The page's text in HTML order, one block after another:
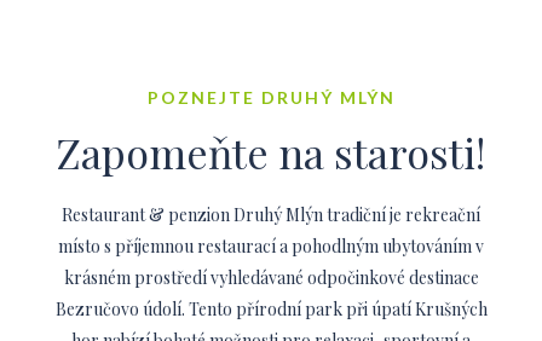
POZNEJTE DRUHÝ MLÝN
Zapomeňte na starosti!
Restaurant & penzion Druhý Mlýn tradiční je rekreační
místo s příjemnou restaurací a pohodlným ubytováním v
krásném prostředí vyhledávané odpočinkové destinace
Bezručovo údolí. Tento přírodní park při úpatí Krušných